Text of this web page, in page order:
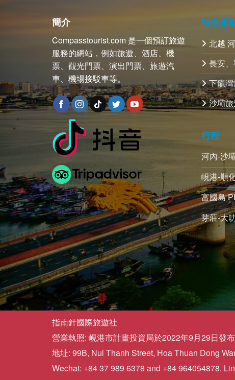
簡介
Compasstourist.com 是一個預訂旅遊
服務的網站，例如旅遊、酒店、機
票、觀光門票、演出門票、旅遊汽
車、機場接駁車等。
特色景
北越
長安
下龍
沙壩
行程
河內-沙
峴港-順
富國島
芽莊-大
指南針國際旅遊社
營業執照: 峴港市計畫投資局於2022年9月29日發
地址: 99B, Nui Thanh Street, Hoa Thuan Dong
Wechat: +84 37 989 6378 and +84 964054878.